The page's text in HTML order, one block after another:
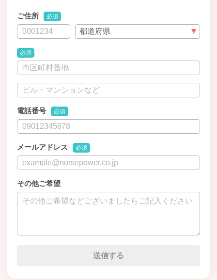
ご住所 必須
必須
電話番号 必須
メールアドレス 必須
その他ご希望